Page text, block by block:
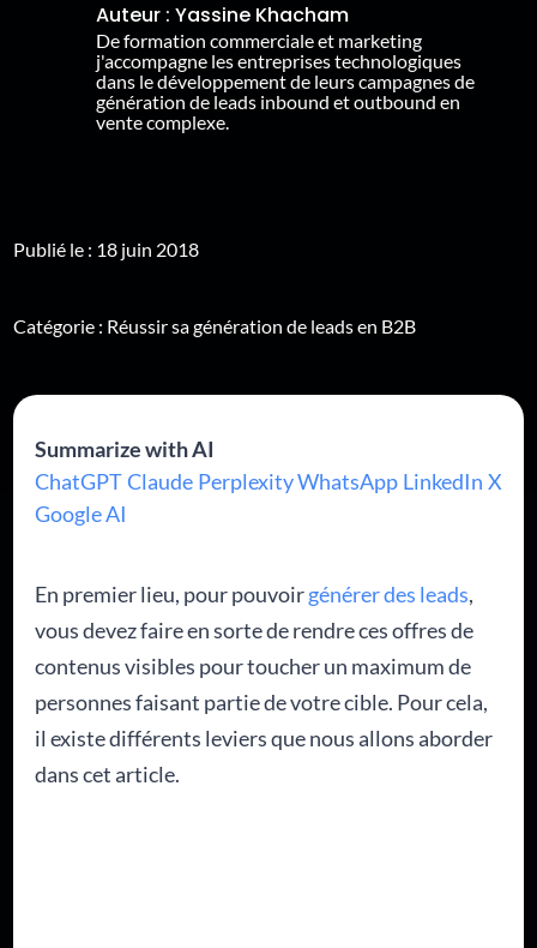
Auteur : Yassine Khacham
De formation commerciale et marketing
j'accompagne les entreprises technologiques
dans le développement de leurs campagnes de
génération de leads inbound et outbound en
vente complexe.
Publié le : 18 juin 2018
Catégorie : Réussir sa génération de leads en B2B
Summarize with AI
ChatGPTClaude PerplexityWhatsApp LinkedIn X
Google AI
En premier lieu, pour pouvoirgénérer des leads,
vous devez faire en sorte de rendre ces offres de
contenus visibles pour toucher un maximum de
personnes faisant partie de votre cible. Pour cela,
il existe différents leviers que nous allons aborder
dans cet article.